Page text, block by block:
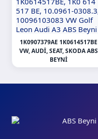
1K0907379AE 1K0614517BE
VW, AUDI, SEAT, SKODA ABS
BEYNI